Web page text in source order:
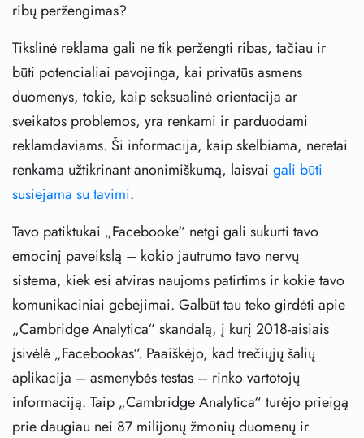
ribų peržengimas?
Tikslinė reklama gali ne tik peržengti ribas, tačiau ir
būti potencialiai pavojinga, kai privatūs asmens
duomenys, tokie, kaip seksualinė orientacija ar
sveikatos problemos, yra renkami ir parduodami
reklamdaviams. Ši informacija, kaip skelbiama, neretai
renkama užtikrinant anonimiškumą, laisvai gali būti
susiejama su tavimi.
Tavo patiktukai „Facebooke“ netgi gali sukurti tavo
emocinį paveikslą – kokio jautrumo tavo nervų
sistema, kiek esi atviras naujoms patirtims ir kokie tavo
komunikaciniai gebėjimai. Galbūt tau teko girdėti apie
„Cambridge Analytica“ skandalą, į kurį 2018-aisiais
įsivėlė „Facebookas“. Paaiškėjo, kad trečiųjų šalių
aplikacija – asmenybės testas – rinko vartotojų
informaciją. Taip „Cambridge Analytica“ turėjo prieigą
prie daugiau nei 87 milijonų žmonių duomenų ir